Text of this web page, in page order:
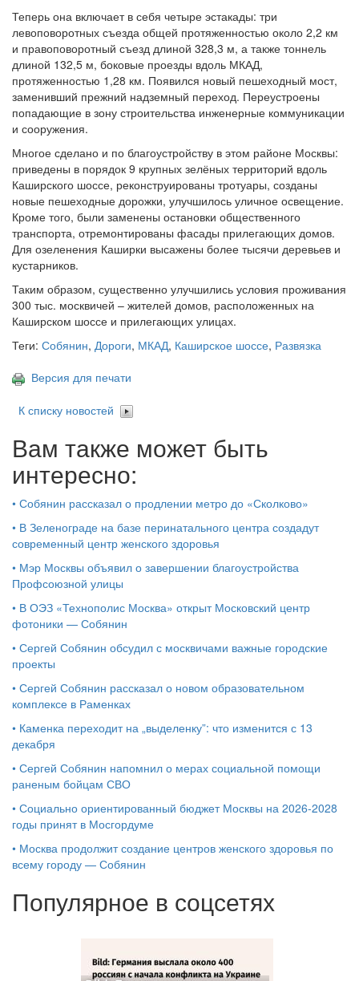
Теперь она включает в себя четыре эстакады: три
левоповоротных съезда общей протяженностью около 2,2 км
и правоповоротный съезд длиной 328,3 м, а также тоннель
длиной 132,5 м, боковые проезды вдоль МКАД,
протяженностью 1,28 км. Появился новый пешеходный мост,
заменивший прежний надземный переход. Переустроены
попадающие в зону строительства инженерные коммуникации
и сооружения.
Многое сделано и по благоустройству в этом районе Москвы:
приведены в порядок 9 крупных зелёных территорий вдоль
Каширского шоссе, реконструированы тротуары, созданы
новые пешеходные дорожки, улучшилось уличное освещение.
Кроме того, были заменены остановки общественного
транспорта, отремонтированы фасады прилегающих домов.
Для озеленения Каширки высажены более тысячи деревьев и
кустарников.
Таким образом, существенно улучшились условия проживания
300 тыс. москвичей – жителей домов, расположенных на
Каширском шоссе и прилегающих улицах.
Теги: Собянин, Дороги, МКАД, Каширское шоссе, Развязка
Версия для печати
К списку новостей
Вам также может быть
интересно:
• Собянин рассказал о продлении метро до «Сколково»
• В Зеленограде на базе перинатального центра создадут
современный центр женского здоровья
• Мэр Москвы объявил о завершении благоустройства
Профсоюзной улицы
• В ОЭЗ «Технополис Москва» открыт Московский центр
фотоники — Собянин
• Сергей Собянин обсудил с москвичами важные городские
проекты
• Сергей Собянин рассказал о новом образовательном
комплексе в Раменках
• Каменка переходит на „выделенку”: что изменится с 13
декабря
• Сергей Собянин напомнил о мерах социальной помощи
раненым бойцам СВО
• Социально ориентированный бюджет Москвы на 2026-2028
годы принят в Мосгордуме
• Москва продолжит создание центров женского здоровья по
всему городу — Собянин
Популярное в соцсетях